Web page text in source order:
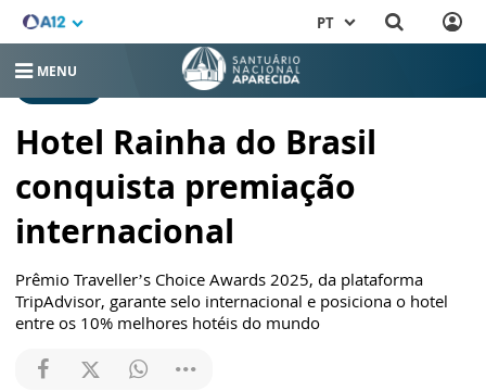
PT
MENU
Hotel Rainha do Brasil
conquista premiação
internacional
Prêmio Traveller’s Choice Awards 2025, da plataforma
TripAdvisor, garante selo internacional e posiciona o hotel
entre os 10% melhores hotéis do mundo